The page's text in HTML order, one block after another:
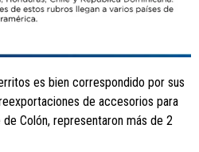
es bien correspondido por sus
de accesorios para
Colón, representaron más de 2